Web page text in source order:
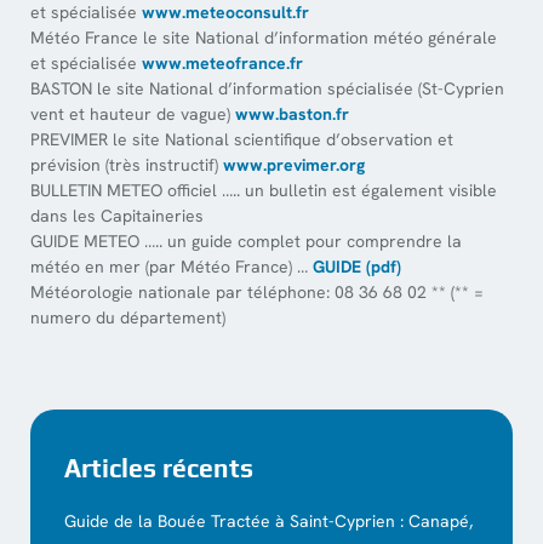
et spécialisée www.meteoconsult.fr
Météo France le site National d’information météo générale
et spécialisée www.meteofrance.fr
BASTON le site National d’information spécialisée (St-Cyprien
vent et hauteur de vague) www.baston.fr
PREVIMER le site National scientifique d’observation et
prévision (très instructif) www.previmer.org
BULLETIN METEO officiel ….. un bulletin est également visible
dans les Capitaineries
GUIDE METEO ….. un guide complet pour comprendre la
météo en mer (par Météo France) … GUIDE (pdf)
Météorologie nationale par téléphone: 08 36 68 02 ** (** =
numero du département)
Articles récents
Guide de la Bouée Tractée à Saint-Cyprien : Canapé,